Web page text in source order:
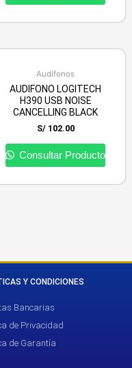
Audífonos
AUDIFONO LOGITECH
H390 USB NOISE
CANCELLING BLACK
S/102.00
Consultar Producto
Y CONDICIONES
Bancarias
de Privacidad
de Garantía